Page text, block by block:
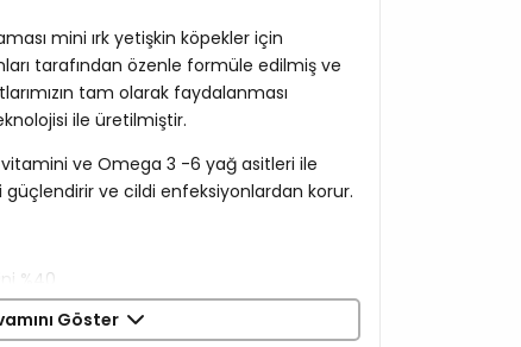
mini ırk yetişkin köpekler için
tarafından özenle formüle edilmiş ve
tam olarak faydalanması
ile üretilmiştir.
ve Omega 3 -6 yağ asitleri ile
güçlendirir ve cildi enfeksiyonlardan korur.
%40
Göster